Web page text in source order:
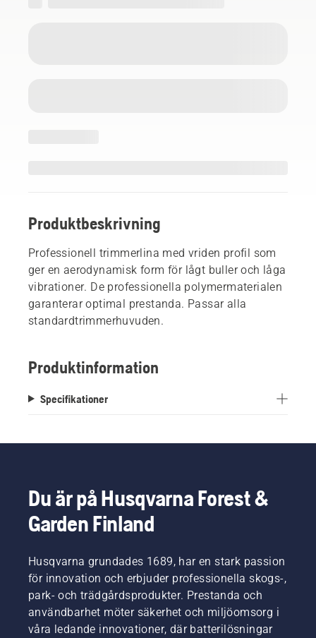
Produktbeskrivning
Professionell trimmerlina med vriden profil som
ger en aerodynamisk form för lågt buller och låga
vibrationer. De professionella polymermaterialen
garanterar optimal prestanda. Passar alla
standardtrimmerhuvuden.
Produktinformation
Specifikationer
Du är på Husqvarna Forest &
Garden Finland
Husqvarna grundades 1689, har en stark passion
för innovation och erbjuder professionella skogs-,
park- och trädgårdsprodukter. Prestanda och
användbarhet möter säkerhet och miljöomsorg i
våra ledande innovationer, där batterilösningar